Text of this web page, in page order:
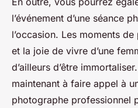
l’événement d’une séance
l’occasion. Les moments
et la joie de vivre d’une
d’ailleurs d’être
maintenant à faire appel à
photographe professionnel